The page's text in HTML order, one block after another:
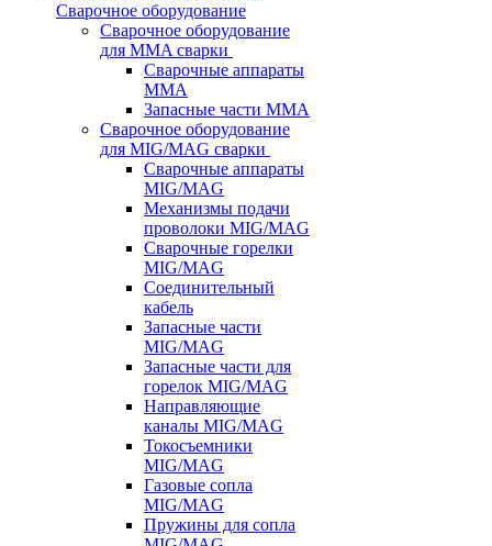
Сварочное оборудование
Сварочное оборудование
для MMA сварки
Сварочные аппараты
MMA
Запасные части MMA
Сварочное оборудование
для MIG/MAG сварки
Сварочные аппараты
MIG/MAG
Механизмы подачи
проволоки MIG/MAG
Сварочные горелки
MIG/MAG
Соединительный
кабель
Запасные части
MIG/MAG
Запасные части для
горелок MIG/MAG
Направляющие
каналы MIG/MAG
Токосъемники
MIG/MAG
Газовые сопла
MIG/MAG
Пружины для сопла